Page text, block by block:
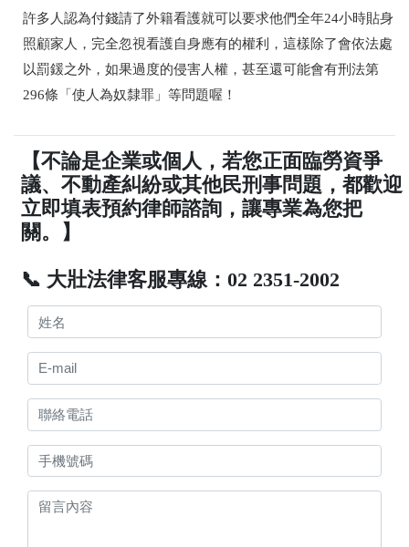
許多人認為付錢請了外籍看護就可以要求他們全年24小時貼身
照顧家人，完全忽視看護自身應有的權利，這樣除了會依法處
以罰鍰之外，如果過度的侵害人權，甚至還可能會有刑法第
296條「使人為奴隸罪」等問題喔！
【不論是企業或個人，若您正面臨勞資爭
議、不動產糾紛或其他民刑事問題，都歡迎
立即填表預約律師諮詢，讓專業為您把
關。】
📞 大壯法律客服專線：02 2351-2002